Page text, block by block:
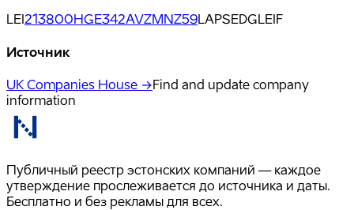
LEI213800HGE342AVZMNZ59LAPSEDGLEIF
Источник
UK Companies House →Find and update company
information
Публичный реестр эстонских компаний — каждое
утверждение прослеживается до источника и даты.
Бесплатно и без рекламы для всех.